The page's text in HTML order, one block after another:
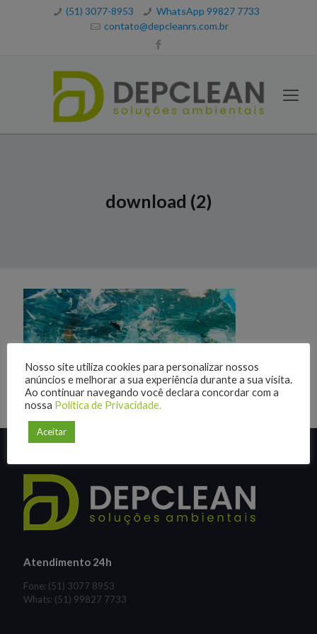
(51) 3077-8953
WhatsApp 99827 7733
contato@depcleanrs.com.br
download (2)
Atendimento 24h
Fone: (51) 3077 8953
Whats: (51) 99827 7733
Nosso site utiliza cookies para personalizar nossos
anúncios e melhorar a sua experiência durante a sua visita.
Ao continuar navegando você declara concordar com a
nossa Política de Privacidade.
Aceitar